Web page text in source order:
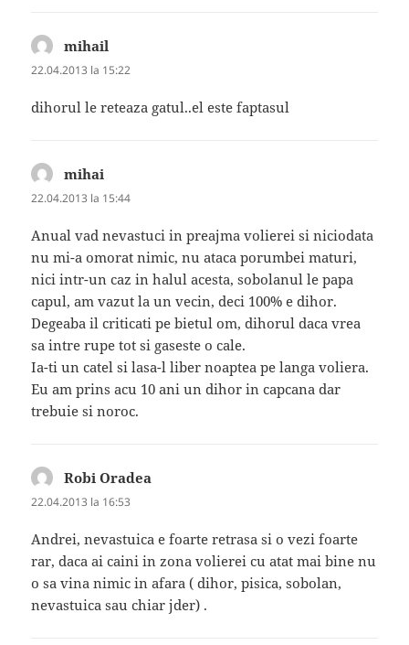
mihail
22.04.2013 la 15:22
dihorul le reteaza gatul..el este faptasul
mihai
22.04.2013 la 15:44
Anual vad nevastuci in preajma volierei si niciodata
nu mi-a omorat nimic, nu ataca porumbei maturi,
nici intr-un caz in halul acesta, sobolanul le papa
capul, am vazut la un vecin, deci 100% e dihor.
Degeaba il criticati pe bietul om, dihorul daca vrea
sa intre rupe tot si gaseste o cale.
Ia-ti un catel si lasa-l liber noaptea pe langa voliera.
Eu am prins acu 10 ani un dihor in capcana dar
trebuie si noroc.
Robi Oradea
22.04.2013 la 16:53
Andrei, nevastuica e foarte retrasa si o vezi foarte
rar, daca ai caini in zona volierei cu atat mai bine nu
o sa vina nimic in afara ( dihor, pisica, sobolan,
nevastuica sau chiar jder) .